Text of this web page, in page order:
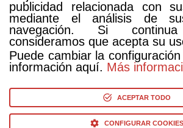
Compra entradas a través de
de 25 proveedores
publicidad relacionada con
mediante el análisis de
navegación. Si continua
consideramos que acepta su
Puede cambiar la
información aquí. Más
ACEPTAR TODO
CONFIGURAR COOKIES